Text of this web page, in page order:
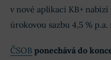
v nové aplikaci KB+
úrokovou sazbu 4,5 % p.a.
ČSOB ponechává do